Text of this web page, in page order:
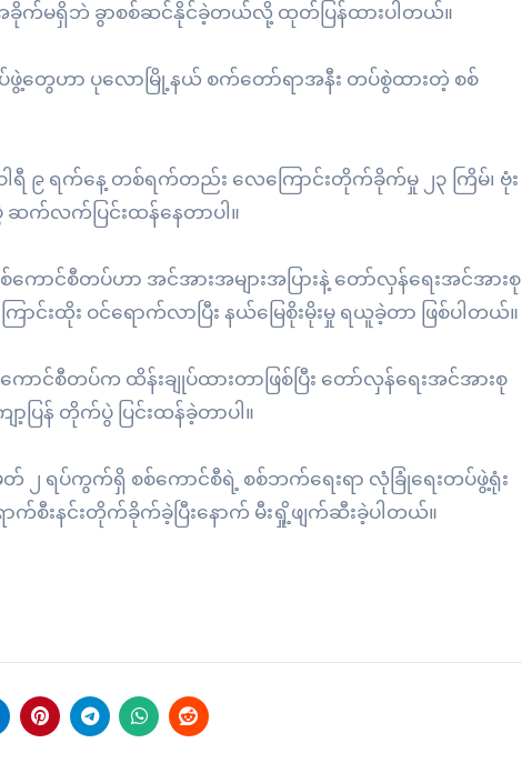
ခိုက်မရှိဘဲ ခွာစစ်ဆင်နိုင်ခဲ့တယ်လို့ ထုတ်ပြန်ထားပါတယ်။
ဖွဲ့တွေဟာ ပုလောမြို့နယ် စက်တော်ရာအနီး တပ်စွဲထားတဲ့ စစ်
၉ ရက်နေ့ တစ်ရက်တည်း လေကြောင်းတိုက်ခိုက်မှု ၂၃ ကြိမ်၊ ဗုံး
ဆက်လက်ပြင်းထန်နေတာပါ။
င်စီတပ်ဟာ အင်အားအများအပြားနဲ့ တော်လှန်ရေးအင်အားစု
ာင်းထိုး ဝင်ရောက်လာပြီး နယ်မြေစိုးမိုးမှု ရယူခဲ့တာ ဖြစ်ပါတယ်။
ာင်စီတပ်က ထိန်းချုပ်ထားတာဖြစ်ပြီး တော်လှန်ရေးအင်အားစု
ပြန် တိုက်ပွဲ ပြင်းထန်ခဲ့တာပါ။
၂ ရပ်ကွက်ရှိ စစ်ကောင်စီရဲ့ စစ်ဘက်ရေးရာ လုံခြုံရေးတပ်ဖွဲ့ရုံး
စီးနင်းတိုက်ခိုက်ခဲ့ပြီးနောက် မီးရှို့ဖျက်ဆီးခဲ့ပါတယ်။